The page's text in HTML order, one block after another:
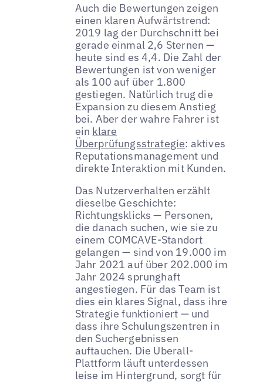
Auch die Bewertungen zeigen
einen klaren Aufwärtstrend:
2019 lag der Durchschnitt bei
gerade einmal 2,6 Sternen —
heute sind es 4,4. Die Zahl der
Bewertungen ist von weniger
als 100 auf über 1.800
gestiegen. Natürlich trug die
Expansion zu diesem Anstieg
bei. Aber der wahre Fahrer ist
ein klare
Überprüfungsstrategie: aktives
Reputationsmanagement und
direkte Interaktion mit Kunden.
Das Nutzerverhalten erzählt
dieselbe Geschichte:
Richtungsklicks — Personen,
die danach suchen, wie sie zu
einem COMCAVE-Standort
gelangen — sind von 19.000 im
Jahr 2021 auf über 202.000 im
Jahr 2024 sprunghaft
angestiegen. Für das Team ist
dies ein klares Signal, dass ihre
Strategie funktioniert — und
dass ihre Schulungszentren in
den Suchergebnissen
auftauchen. Die Uberall-
Plattform läuft unterdessen
leise im Hintergrund, sorgt für